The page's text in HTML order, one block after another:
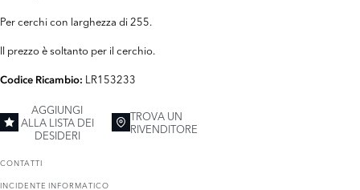
Per cerchi con larghezza di 255.
Il prezzo è soltanto per il cerchio.
Codice Ricambio: LR153233
AGGIUNGI
ALLA LISTA DEI
DESIDERI
TROVA UN
RIVENDITORE
CONTATTI
INCIDENTE INFORMATICO